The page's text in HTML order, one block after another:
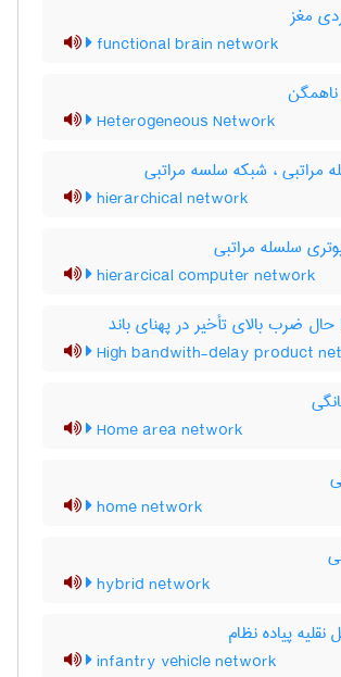
مغز
functional brain network
Heterogeneous Network
مراتبی ، شبکه سلسه مراتبی
hierarchical network
سلسله مراتبی
hierarcical computer network
ضرب بالای تأخیر در پهنای باند
High bandwith-delay product
Home area network
home network
hybrid network
پیاده نظام
infantry vehicle network